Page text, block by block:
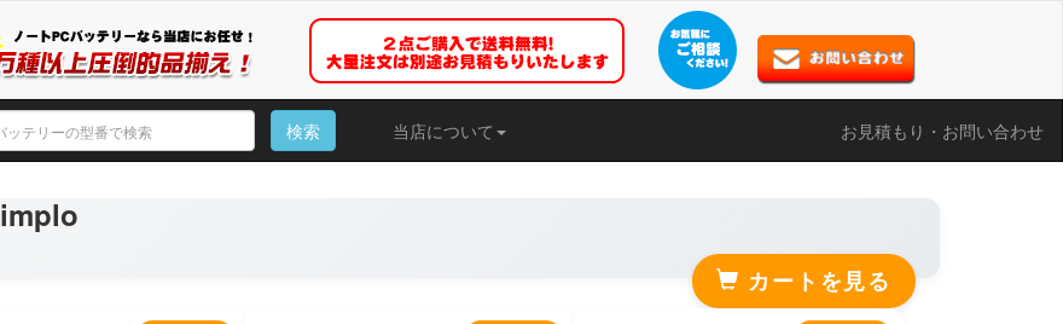
検索 当店について お見積もり・お問い合わせ
カートを見る